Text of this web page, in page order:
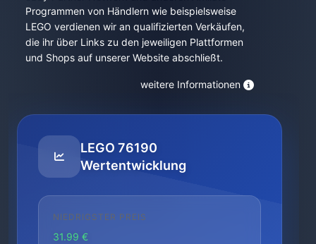
Programmen von Händlern wie beispielsweise
LEGO verdienen wir an qualifizierten Verkäufen,
die ihr über Links zu den jeweiligen Plattformen
und Shops auf unserer Website abschließt.
weitere Informationen
LEGO 76190
Wertentwicklung
NIEDRIGSTER PREIS
31.99 €